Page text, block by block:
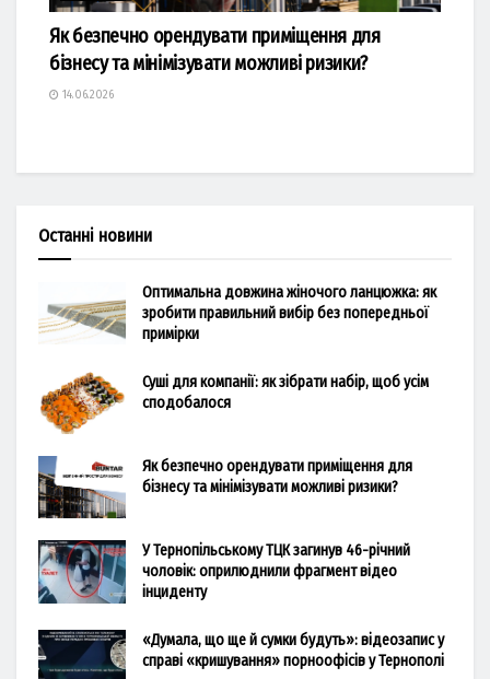
Як безпечно орендувати приміщення для
бізнесу та мінімізувати можливі ризики?
14.06.2026
Останні новини
Оптимальна довжина жіночого ланцюжка: як
зробити правильний вибір без попередньої
примірки
Суші для компанії: як зібрати набір, щоб усім
сподобалося
Як безпечно орендувати приміщення для
бізнесу та мінімізувати можливі ризики?
У Тернопільському ТЦК загинув 46-річний
чоловік: оприлюднили фрагмент відео
інциденту
«Думала, що ще й сумки будуть»: відеозапис у
справі «кришування» порноофісів у Тернополі